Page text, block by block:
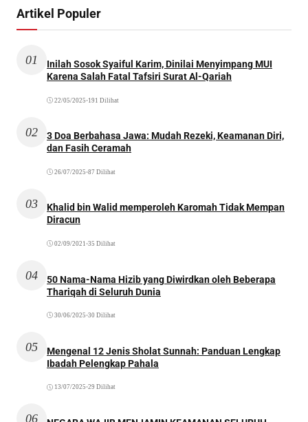
Artikel Populer
01
Inilah Sosok Syaiful Karim, Dinilai Menyimpang MUI
Karena Salah Fatal Tafsiri Surat Al-Qariah
22/05/2025 •191 Dilihat
02
3 Doa Berbahasa Jawa: Mudah Rezeki, Keamanan Diri,
dan Fasih Ceramah
26/07/2025 •87 Dilihat
03
Khalid bin Walid memperoleh Karomah Tidak Mempan
Diracun
02/09/2021 •35 Dilihat
04
50 Nama-Nama Hizib yang Diwirdkan oleh Beberapa
Thariqah di Seluruh Dunia
30/06/2025 •30 Dilihat
05
Mengenal 12 Jenis Sholat Sunnah: Panduan Lengkap
Ibadah Pelengkap Pahala
13/07/2025 •29 Dilihat
06